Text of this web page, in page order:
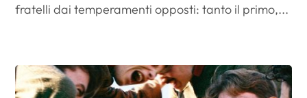
fratelli dai temperamenti opposti: tanto il primo,...